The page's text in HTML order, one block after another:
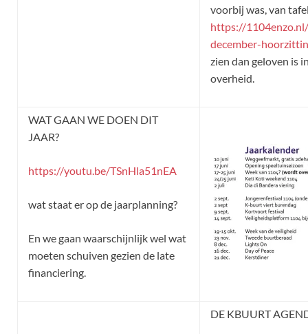
voorbij was, van
https://
december-
zien dan geloven is
overheid.
WAT GAAN WE DOEN DIT
JAAR?
https://youtu.be/TSnHla51nEA
wat staat er op de jaarplanning?
En we gaan waarschijnlijk wel wat
moeten schuiven gezien de late
financiering.
DE KBUURT